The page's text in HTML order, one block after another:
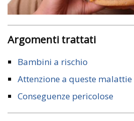
Argomenti trattati
Bambini a rischio
Attenzione a queste malattie
Conseguenze pericolose